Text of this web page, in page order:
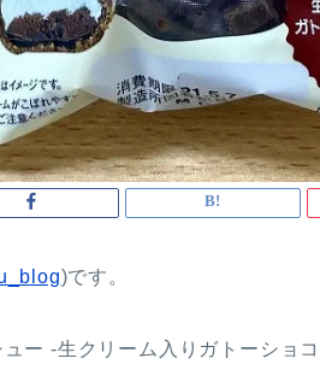
)です。
ー -生クリーム入りガトーショ